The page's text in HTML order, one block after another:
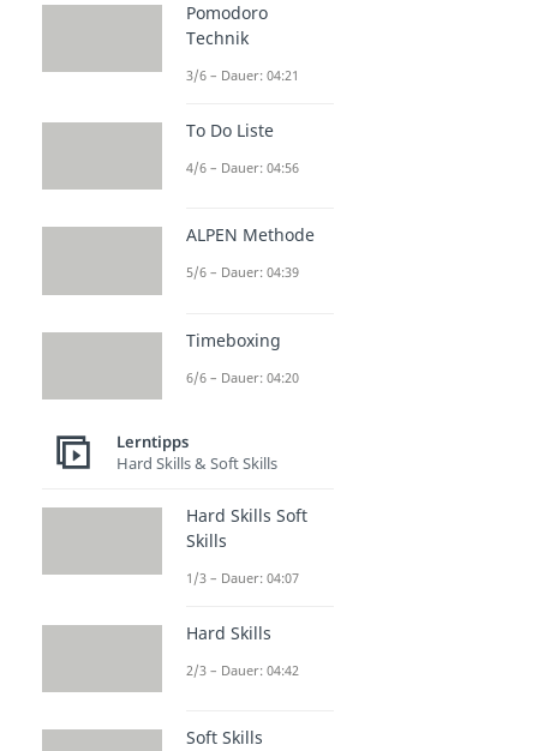
Pomodoro
Technik
3/6 – Dauer: 04:21
To Do Liste
4/6 – Dauer: 04:56
ALPEN Methode
5/6 – Dauer: 04:39
Timeboxing
6/6 – Dauer: 04:20
Lerntipps
Hard Skills & Soft Skills
Hard Skills Soft
Skills
1/3 – Dauer: 04:07
Hard Skills
2/3 – Dauer: 04:42
Soft Skills